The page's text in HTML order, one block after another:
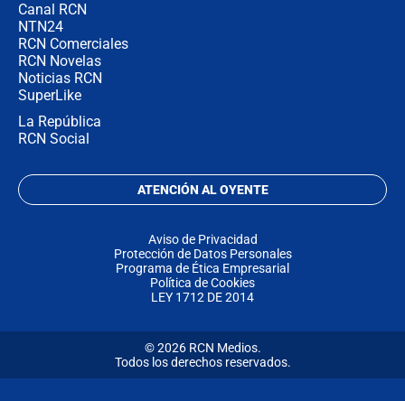
Canal RCN
NTN24
RCN Comerciales
RCN Novelas
Noticias RCN
SuperLike
La República
RCN Social
ATENCIÓN AL OYENTE
Aviso de Privacidad
Protección de Datos Personales
Programa de Ética Empresarial
Política de Cookies
LEY 1712 DE 2014
© 2026 RCN Medios.
Todos los derechos reservados.